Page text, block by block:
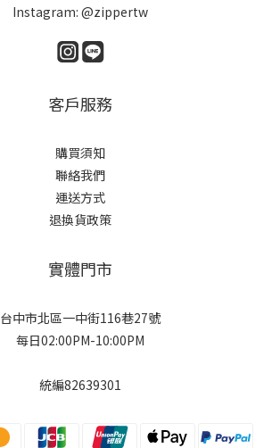
Instagram: @zippertw
客戶服務
購買須知
聯絡我們
運送方式
退換貨政策
實體門市
台中市北區一中街116巷27號
每日02:00PM-10:00PM
統編82639301